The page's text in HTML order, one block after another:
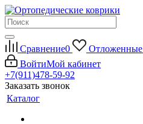
Сравнение0 Отложенные
ВойтиМой кабинет
+7(911)478-59-92
Заказать звонок
Каталог